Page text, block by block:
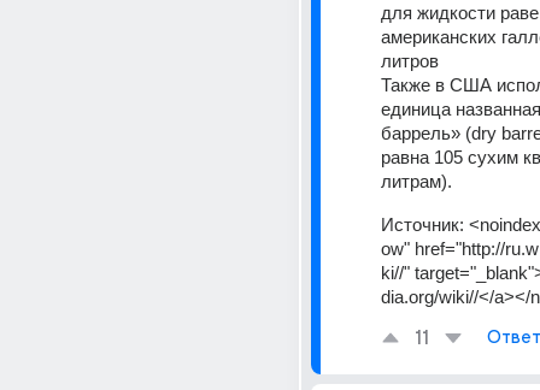
для жидкости
американских
литров
Также в США
единица
баррель» (dry
равна 105 сухим
литрам).
Источник:
ow" href="http://
ki//"
dia.org/wiki//</a></
11